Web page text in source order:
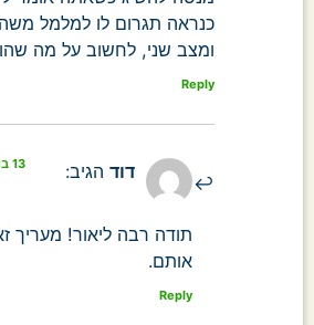
כנראה תגרום לו למלמל
ומצב שני, לחשוב על מה
Reply
דוד הגיב: 13 בספטמבר 2018 בשעה 11:41
תודה רבה ליאור! מעריך
אותם.
Reply